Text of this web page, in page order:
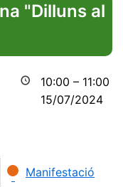
"Dilluns al
10:00 – 11:00
15/07/2024
Manifestació